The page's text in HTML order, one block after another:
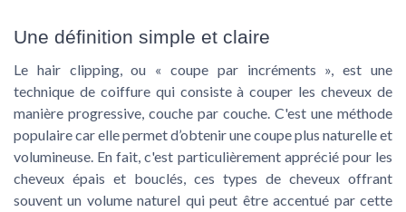
Une définition simple et claire
Le hair clipping, ou « coupe par incréments », est une
technique de coiffure qui consiste à couper les cheveux de
manière progressive, couche par couche. C'est une méthode
populaire car elle permet d’obtenir une coupe plus naturelle et
volumineuse. En fait, c'est particulièrement apprécié pour les
cheveux épais et bouclés, ces types de cheveux offrant
souvent un volume naturel qui peut être accentué par cette